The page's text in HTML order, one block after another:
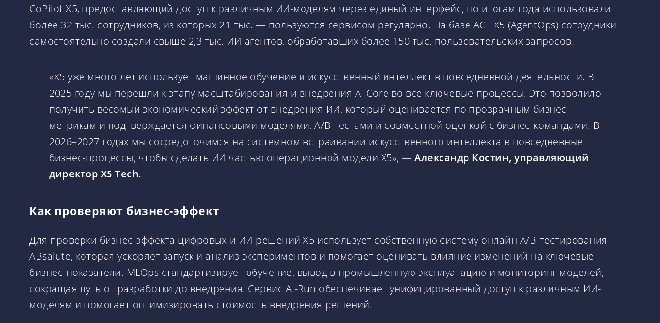
CoPilot X5, предоставляющий доступ к различным ИИ-моделям через единый интерфейс, по итогам года использовали
более 32 тыс. сотрудников, из которых 21 тыс. — пользуются сервисом регулярно. На базе ACE X5 (AgentOps) сотрудники
самостоятельно создали свыше 2,3 тыс. ИИ-агентов, обработавших более 150 тыс. пользовательских запросов.
«Х5 уже много лет использует машинное обучение и искусственный интеллект в повседневной деятельности. В
2025 году мы перешли к этапу масштабирования и внедрения AI Core во все ключевые процессы. Это позволило
получить весомый экономический эффект от внедрения ИИ, который оценивается по прозрачным бизнес-
метрикам и подтверждается финансовыми моделями, A/B-тестами и совместной оценкой с бизнес-командами. В
2026–2027 годах мы сосредоточимся на системном встраивании искусственного интеллекта в повседневные
бизнес-процессы, чтобы сделать ИИ частью операционной модели Х5», — Александр Костин, управляющий
директор X5 Tech.
Как проверяют бизнес-эффект
Для проверки бизнес-эффекта цифровых и ИИ-решений Х5 использует собственную систему онлайн A/B-тестирования
ABsalute, которая ускоряет запуск и анализ экспериментов и помогает оценивать влияние изменений на ключевые
бизнес-показатели. MLOps стандартизирует обучение, вывод в промышленную эксплуатацию и мониторинг моделей,
сокращая путь от разработки до внедрения. Сервис AI-Run обеспечивает унифицированный доступ к различным ИИ-
моделям и помогает оптимизировать стоимость внедрения решений.